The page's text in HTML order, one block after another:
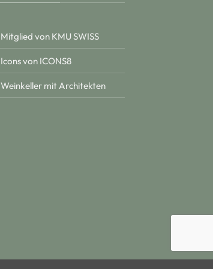
Mitglied von KMU SWISS
Icons von ICONS8
Weinkeller mit Architekten